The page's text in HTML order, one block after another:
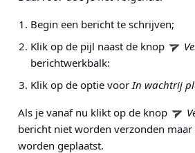
Begin een bericht te schrijven;
Klik op de pijl naast de knop
berichtwerkbalk:
Klik op de optie voorIn wachtrij
Als je vanaf nu klikt op de knop
bericht niet worden verzonden
worden geplaatst.